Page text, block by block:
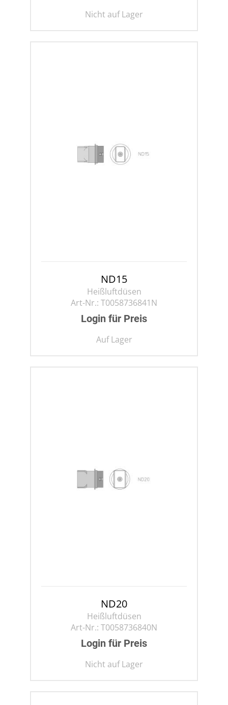
Nicht auf Lager
ND15
Heißluftdüsen
Art-Nr.: T0058736841N
Login für Preis
Auf Lager
ND20
Heißluftdüsen
Art-Nr.: T0058736840N
Login für Preis
Nicht auf Lager